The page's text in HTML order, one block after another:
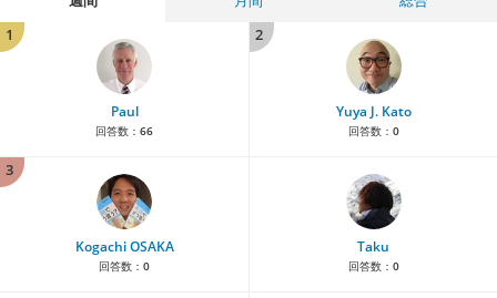
1
Paul
回答数： 66
2
Yuya J. Kato
回答数： 0
3
Kogachi OSAKA
回答数： 0
Taku
回答数： 0